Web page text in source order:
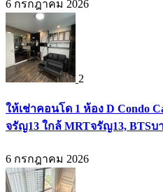
6 กรกฎาคม 2026
2
ให้เช่าคอนโด 1 ห้อง D Condo
จรัญ13 ใกล้ MRTจรัญ13, BTSบ
6 กรกฎาคม 2026